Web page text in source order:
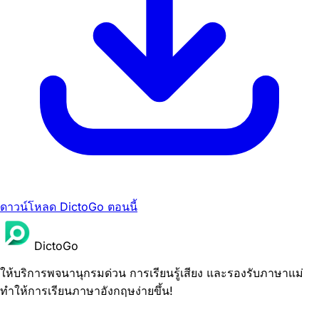
ดาวน์โหลด DictoGo ตอนนี้
DictoGo
ให้บริการพจนานุกรมด่วน การเรียนรู้เสียง และรองรับภาษาแม่
ทำให้การเรียนภาษาอังกฤษง่ายขึ้น!